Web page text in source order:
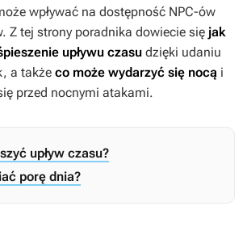
wpływać na dostępność NPC-ów
Z tej strony poradnika dowiecie się jak
upływu czasu dzięki udaniu
a także co może wydarzyć się nocą i
przed nocnymi atakami.
upływ czasu?
porę dnia?